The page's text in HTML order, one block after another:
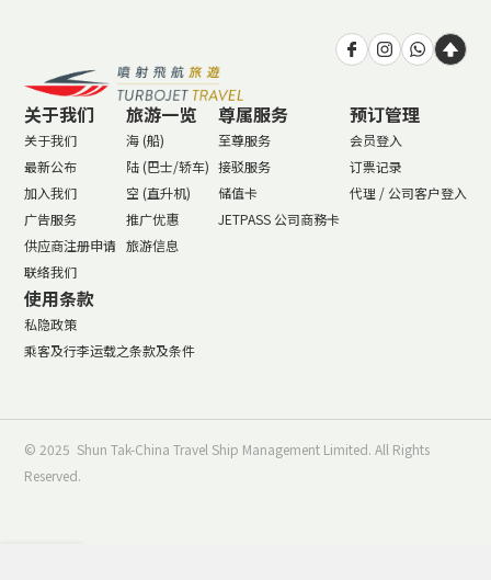
关于我们
关于我们
最新公布
加入我们
广告服务
供应商注册申请
联络我们
旅游一览
海 (船)
陆 (巴士/轿车)
空 (直升机)
推广优惠
旅游信息
尊属服务
至尊服务
接驳服务
储值卡
JETPASS 公司商務卡
预订管理
会员登入
订票记录
代理 / 公司客户登入
使用条款
私隐政策
乘客及行李运载之条款及条件
© 2025 Shun Tak-China Travel Ship Management Limited. All Rights
Reserved.